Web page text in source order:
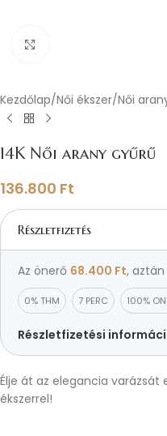
Kezdőlap Női ékszer Női
14K Női arany gyűrű
136.800 Ft
Részletfizetés
Az önerő 68.400 Ft, aztán
0% THM 7 PERC 100%
Részletfizetési
Élje át az elegancia varázsát
ékszerrel!